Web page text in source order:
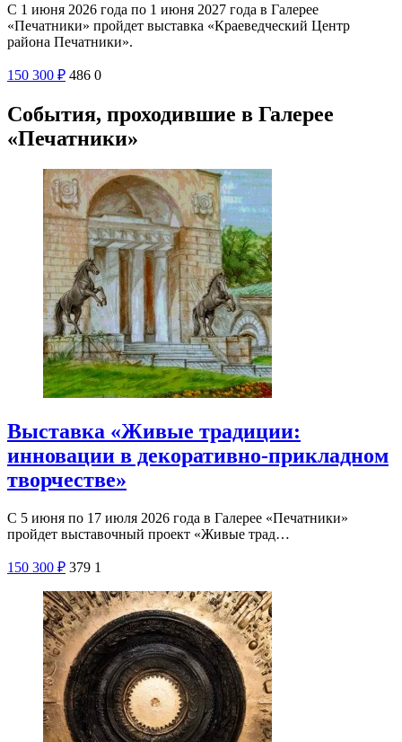
С 1 июня 2026 года по 1 июня 2027 года в Галерее
«Печатники» пройдет выставка «Краеведческий Центр
района Печатники».
150 300 ₽ 486 0
События, проходившие в Галерее
«Печатники»
Выставка «Живые традиции:
инновации в декоративно-прикладном
творчестве»
С 5 июня по 17 июля 2026 года в Галерее «Печатники»
пройдет выставочный проект «Живые трад…
150 300 ₽ 379 1